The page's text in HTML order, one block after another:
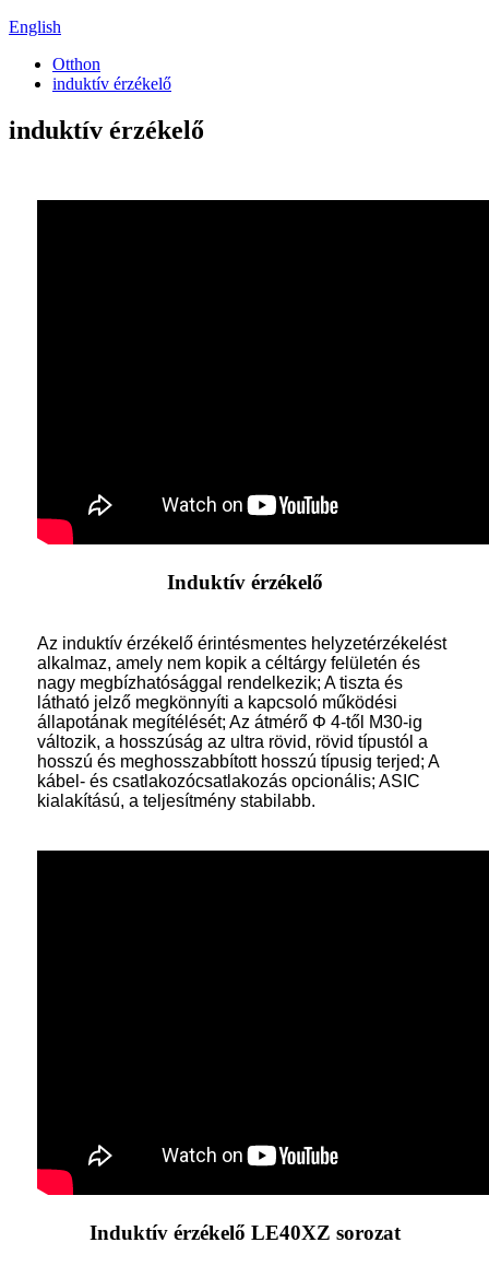
English
Otthon
induktív érzékelő
induktív érzékelő
Induktív érzékelő
Az induktív érzékelő érintésmentes helyzetérzékelést
alkalmaz, amely nem kopik a céltárgy felületén és
nagy megbízhatósággal rendelkezik; A tiszta és
látható jelző megkönnyíti a kapcsoló működési
állapotának megítélését; Az átmérő Φ 4-től M30-ig
változik, a hosszúság az ultra rövid, rövid típustól a
hosszú és meghosszabbított hosszú típusig terjed; A
kábel- és csatlakozócsatlakozás opcionális; ASIC
kialakítású, a teljesítmény stabilabb.
Induktív érzékelő LE40XZ sorozat